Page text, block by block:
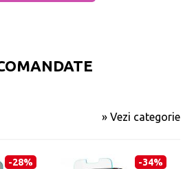
» Vezi categorie
-28% -34%